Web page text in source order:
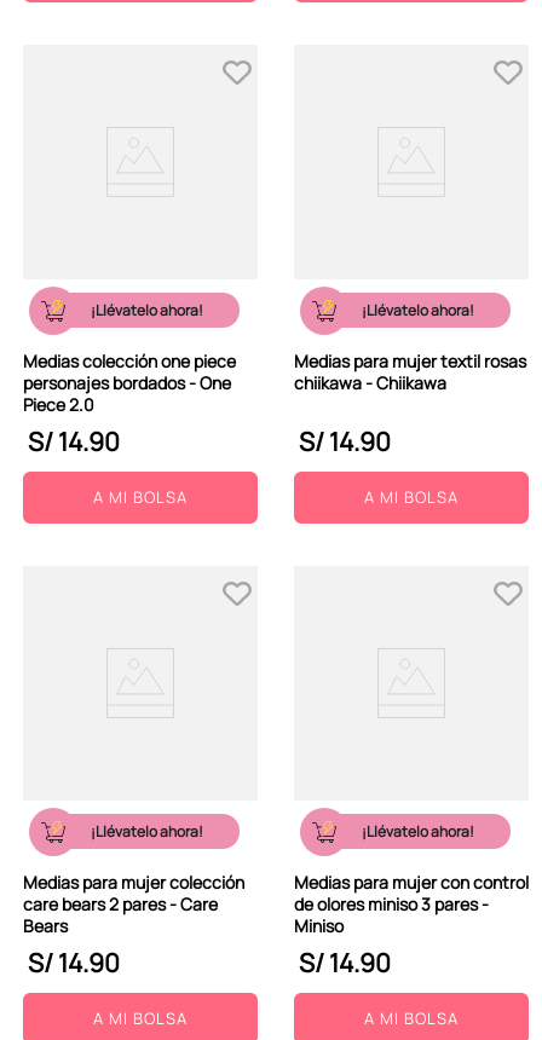
¡Llévatelo ahora!
Medias colección one piece
personajes bordados - One
Piece 2.0
S/14.90
A MI BOLSA
¡Llévatelo ahora!
Medias para mujer textil rosas
chiikawa - Chiikawa
S/14.90
A MI BOLSA
¡Llévatelo ahora!
Medias para mujer colección
care bears 2 pares - Care
Bears
S/14.90
A MI BOLSA
¡Llévatelo ahora!
Medias para mujer con control
de olores miniso 3 pares -
Miniso
S/14.90
A MI BOLSA